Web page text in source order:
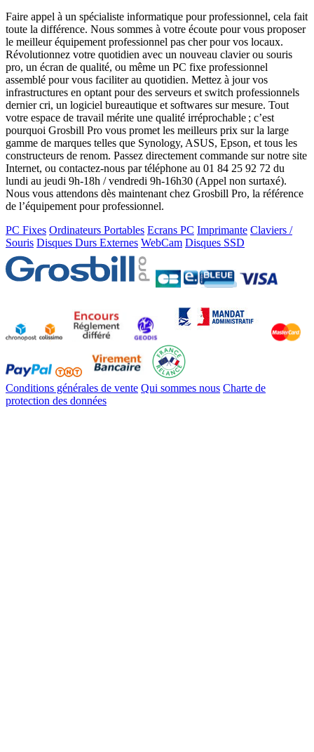
Faire appel à un spécialiste informatique pour professionnel, cela fait
toute la différence. Nous sommes à votre écoute pour vous proposer
le meilleur équipement professionnel pas cher pour vos locaux.
Révolutionnez votre quotidien avec un nouveau clavier ou souris
pro, un écran de qualité, ou même un PC fixe professionnel
assemblé pour vous faciliter au quotidien. Mettez à jour vos
infrastructures en optant pour des serveurs et switch professionnels
dernier cri, un logiciel bureautique et softwares sur mesure. Tout
votre espace de travail mérite une qualité irréprochable ; c’est
pourquoi Grosbill Pro vous promet les meilleurs prix sur la large
gamme de marques telles que Synology, ASUS, Epson, et tous les
constructeurs de renom. Passez directement commande sur notre site
Internet, ou contactez-nous par téléphone au 01 84 25 92 72 du
lundi au jeudi 9h-18h / vendredi 9h-16h30 (Appel non surtaxé).
Nous vous attendons dès maintenant chez Grosbill Pro, la référence
de l’équipement pour professionnel.
PC Fixes Ordinateurs Portables Ecrans PC Imprimante Claviers /
Souris Disques Durs Externes WebCam Disques SSD
Conditions générales de vente Qui sommes nous Charte de
protection des données